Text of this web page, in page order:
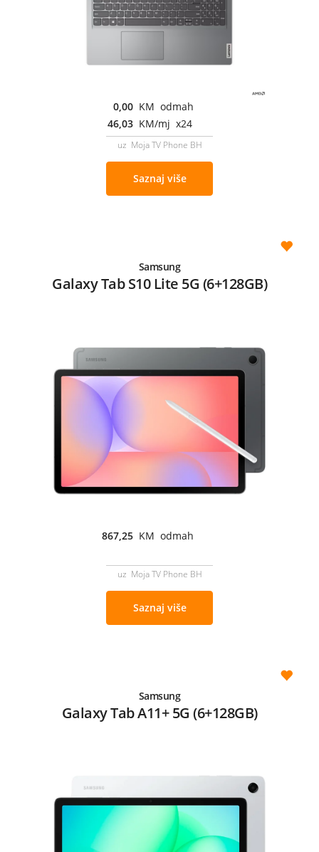
0,00 KM odmah
46,03 KM/mj x24
uz Moja TV Phone BH
Saznaj više
Samsung
Galaxy Tab S10 Lite 5G (6+128GB)
867,25 KM odmah
uz Moja TV Phone BH
Saznaj više
Samsung
Galaxy Tab A11+ 5G (6+128GB)